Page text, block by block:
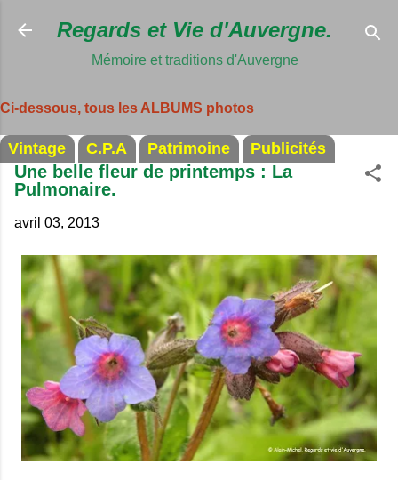
Accéder
Regards et Vie d'Auvergne.
Mémoire et traditions d'Auvergne
Ci-dessous, tous les ALBUMS photos
Vintage C.P.A Patrimoine Publicités
Une belle fleur de printemps : La
Pulmonaire.
avril 03, 2013